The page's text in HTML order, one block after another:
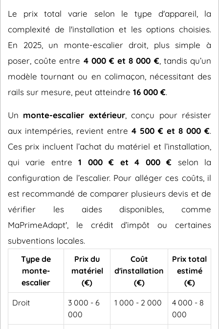
Le prix total varie selon le type d'appareil, la
complexité de l'installation et les options choisies.
En 2025, un monte-escalier droit, plus simple à
poser, coûte entre 4 000 € et 8 000 € , tandis qu’un
modèle tournant ou en colimaçon, nécessitant des
rails sur mesure, peut atteindre 16 000 €.
Un monte-escalier extérieur, conçu pour résister
aux intempéries, revient entre 4 500 € et 8 000 €.
Ces prix incluent l’achat du matériel et l’installation,
qui varie entre1 000 € et 4 000 € selon la
configuration de l’escalier. Pour alléger ces coûts, il
est recommandé de comparer plusieurs devis et de
vérifier les aides disponibles, comme
MaPrimeAdapt', le crédit d’impôt ou certaines
subventions locales.
Type de
monte-
escalier
Prix du
matériel
(€)
Coût
d'installation
(€)
Prix total
estimé
(€)
Droit
3 000 - 6
000
1 000 - 2 000
4 000 - 8
000